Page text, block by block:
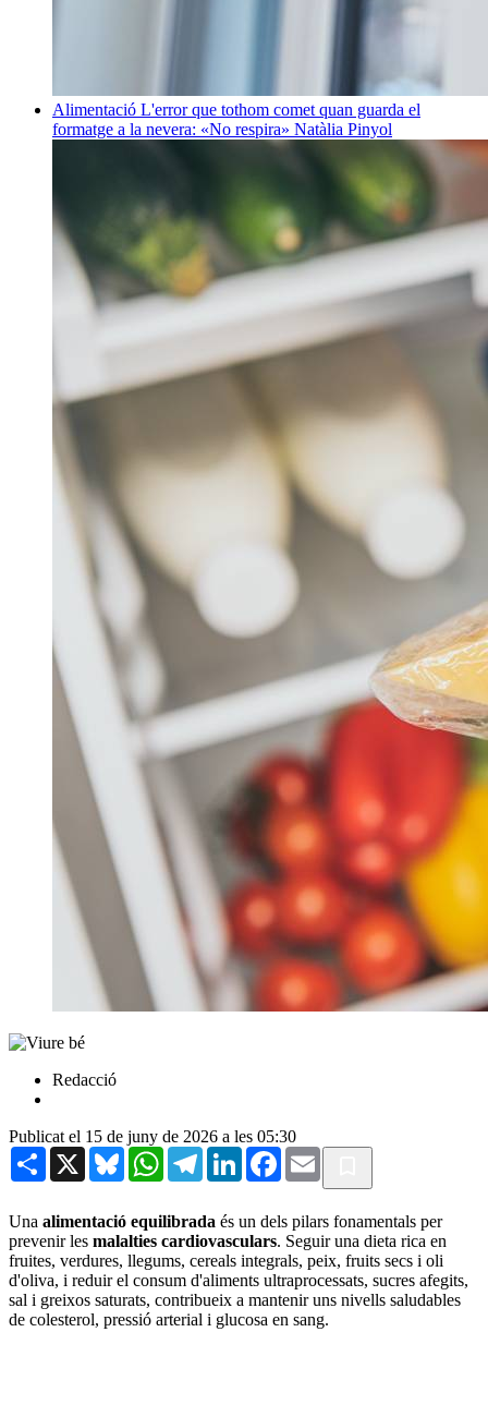
Alimentació L'error que tothom comet quan guarda el
formatge a la nevera: «No respira» Natàlia Pinyol
Redacció
Publicat el 15 de juny de 2026 a les 05:30
Share X BlueskyWhatsAppTelegramLinkedInFacebook
Email
Una alimentació equilibrada és un dels pilars fonamentals per
prevenir les malalties cardiovasculars. Seguir una dieta rica en
fruites, verdures, llegums, cereals integrals, peix, fruits secs i oli
d'oliva, i reduir el consum d'aliments ultraprocessats, sucres afegits,
sal i greixos saturats, contribueix a mantenir uns nivells saludables
de colesterol, pressió arterial i glucosa en sang.